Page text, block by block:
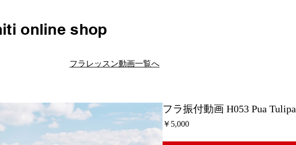
online shop
フラレッスン動画一覧へ
フラ振付動画 H053 Pua Tulipa
￥5,000価